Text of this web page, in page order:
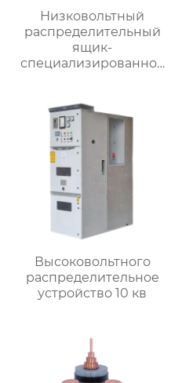
Низковольтный
распределительный
ящик-
специализированное
Высоковольтного
распределительное
устройство 10 кв